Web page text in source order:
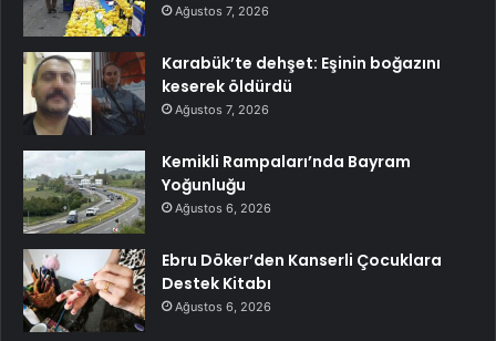
Ağustos 7, 2026
Karabük’te dehşet: Eşinin boğazını
keserek öldürdü
Ağustos 7, 2026
Kemikli Rampaları’nda Bayram
Yoğunluğu
Ağustos 6, 2026
Ebru Döker’den Kanserli Çocuklara
Destek Kitabı
Ağustos 6, 2026